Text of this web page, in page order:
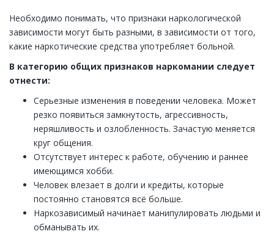
Необходимо понимать, что признаки наркологической
зависимости могут быть разными, в зависимости от того,
какие наркотические средства употребляет больной.
В категорию общих признаков наркомании следует
отнести:
Серьезные изменения в поведении человека. Может
резко появиться замкнутость, агрессивность,
неряшливость и озлобленность. Зачастую меняется
круг общения.
Отсутствует интерес к работе, обучению и раннее
имеющимся хобби.
Человек влезает в долги и кредиты, которые
постоянно становятся всё больше.
Наркозависимый начинает манипулировать людьми и
обманывать их.